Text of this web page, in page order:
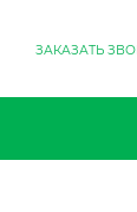
ЗАКАЗАТЬ